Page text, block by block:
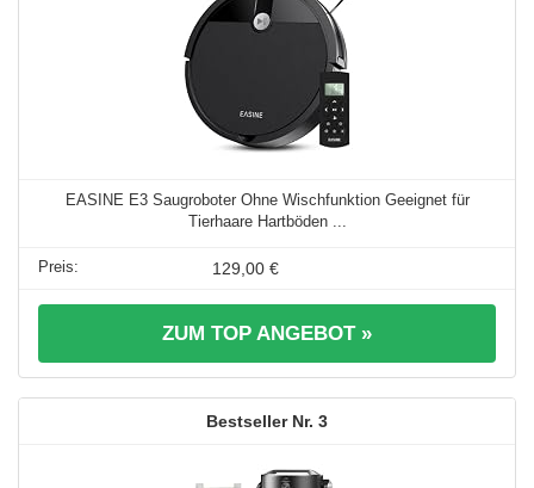
EASINE E3 Saugroboter Ohne Wischfunktion Geeignet für
Tierhaare Hartböden ...
129,00 €
ZUM TOP ANGEBOT »
3